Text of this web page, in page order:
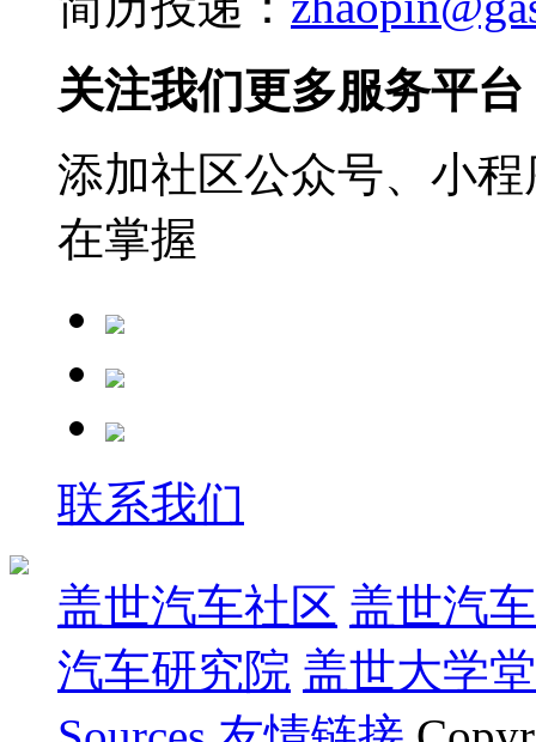
关注我们更多服务平台
添加社区公众号、小
在掌握
联系我们
盖世汽车社区 盖世汽
汽车研究院 盖世大学堂